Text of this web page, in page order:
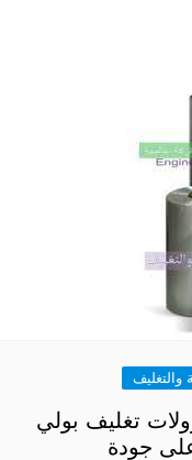
والتغليف
تغليف بولي
جودة